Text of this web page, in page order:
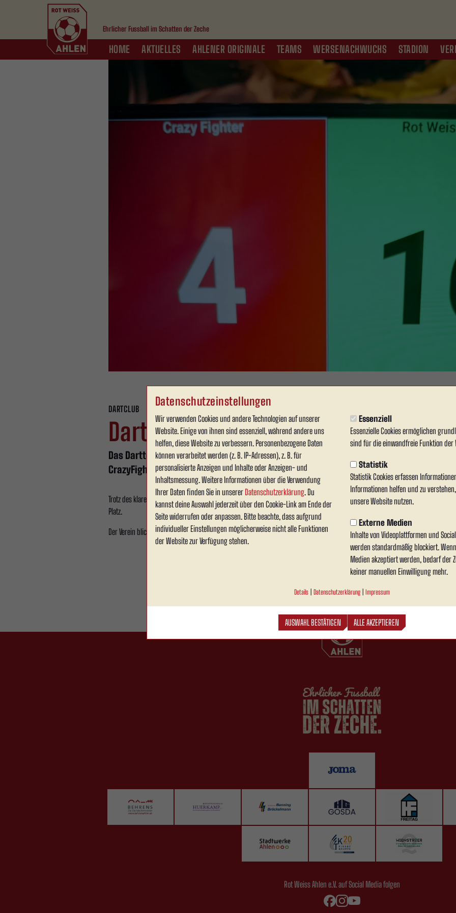
Datenschutzeinstellungen
Wir verwenden Cookies und andere Technologien auf unserer
Website. Einige von ihnen sind essenziell, während andere uns
helfen, diese Website zu verbessern. Personenbezogene Daten
können verarbeitet werden (z. B. IP-Adressen), z. B. für
personalisierte Anzeigen und Inhalte oder Anzeigen- und
Inhaltsmessung. Weitere Informationen über die Verwendung
Ihrer Daten finden Sie in unserer Datenschutzerklärung . Du
kannst deine Auswahl jederzeit über den Cookie-Link am Ende der
Seite widerrufen oder anpassen. Bitte beachte, dass aufgrund
individueller Einstellungen möglicherweise nicht alle Funktionen
der Website zur Verfügung stehen.
Essenziell
Essenzielle Cookies ermöglichen
sind für die einwandfreie Funktion der
Statistik
Statistik Cookies erfassen
Informationen helfen und zu
unsere Website nutzen.
Externe Medien
Inhalte von Videoplattformen und
werden standardmäßig blockiert.
Medien akzeptiert werden, bedarf der
keiner manuellen Einwilligung mehr.
Details | Datenschutzerklärung | Impressum
AUSWAHL BESTÄTIGEN ALLE AKZEPTIEREN
Ehrlicher Fussball im Schatten der Zeche
HOME AKTUELLES AHLENER ORIGINALE TEAMS WERSENACHWUCHS STADION
DARTCLUB
Dartteam von RWA schließt Saison
Das Dartteam von Rot Weiss Ahlen hat die Saison erfolgreich abgeschlossen. Im
CrazyFighter gelang ein deutlicher 16:4-Sieg, mit dem das Team noch einmal seine
Trotz des klaren Erfolgs verpasste Rot Weiss Ahlen den dritten Tabellenplatz am Ende denkbar knapp um nur einen Punkt und
Platz.
Der Verein blickt zufrieden auf eine engagierte und erfolgreiche Saison zurück und richtet den Fokus nun auf die kommende
Rot Weiss Ahlen e.V. auf Social Media folgen